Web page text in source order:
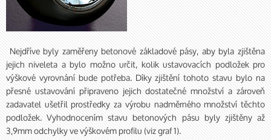
Nejdříve byly zaměřeny betonové základové pásy, aby byla zjištěna
jejich niveleta a bylo možno určit, kolik ustavovacích podložek pro
výškové vyrovnání bude potřeba. Díky zjištění tohoto stavu bylo na
přesné ustavování připraveno jejich dostatečné množství a zároveň
zadavatel ušetřil prostředky za výrobu nadměrného množství těchto
podložek. Vyhodnocením stavu betonových pásu byly zjištěny až
3,9mm odchylky ve výškovém profilu (viz graf 1).